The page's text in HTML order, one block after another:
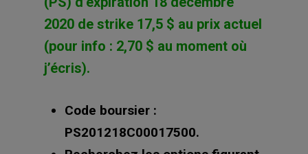
2020 de strike 17,5 $ au prix actuel
(pour info : 2,70 $ au moment où
j’écris).
Code boursier :
PS201218C00017500.